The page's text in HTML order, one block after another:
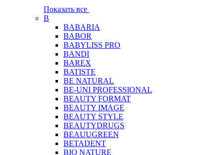
Показать все
B
BABARIA
BABOR
BABYLISS PRO
BANDI
BAREX
BATISTE
BE NATURAL
BE-UNI PROFESSIONAL
BEAUTY FORMAT
BEAUTY IMAGE
BEAUTY STYLE
BEAUTYDRUGS
BEAUUGREEN
BETADENT
BIO NATURE